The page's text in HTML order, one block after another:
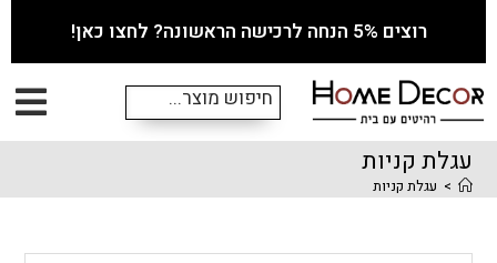
רוצים 5% הנחה לרכישה הראשונה? לחצו כאן!
עגלת קניות
> עגלת קניות